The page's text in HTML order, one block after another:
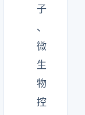
子
、
微
生
物
控